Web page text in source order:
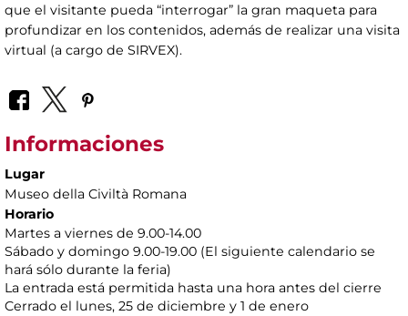
que el visitante pueda “interrogar” la gran maqueta para
profundizar en los contenidos, además de realizar una visita
virtual (a cargo de SIRVEX).
Informaciones
Lugar
Museo della Civiltà Romana
Horario
Martes a viernes de 9.00-14.00
Sábado y domingo 9.00-19.00 (El siguiente calendario se
hará sólo durante la feria)
La entrada está permitida hasta una hora antes del cierre
Cerrado el lunes, 25 de diciembre y 1 de enero